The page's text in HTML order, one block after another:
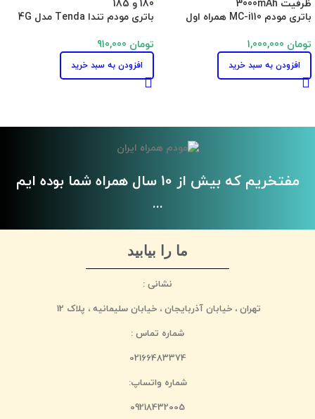
باتری مودم MC-i110 همراه اول
تومان
افزودن به سبد خرید
باتری مودم تندا Tenda مدل 4G
تومان
افزودن به سبد خرید
مفتخریم که بیش از 10 سال همراه شما بوده ایم
...
ما را بیابید
نشانی :
تهران ، خیابان آذربایجان ، خیابان سلیمانیه ، پلاک 12
شماره تماس :
02166483374
شماره واتساپ:
09218432005